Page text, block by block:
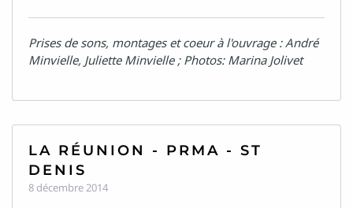
Prises de sons, montages et coeur à l'ouvrage : André
Minvielle, Juliette Minvielle ; Photos: Marina Jolivet
LA RÉUNION - PRMA - ST
DENIS
8 décembre 2014